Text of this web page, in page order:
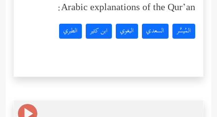
Arabic explanations of the Qur’an:
المُيسَّر السعدي البغوي ابن كثير الطبري